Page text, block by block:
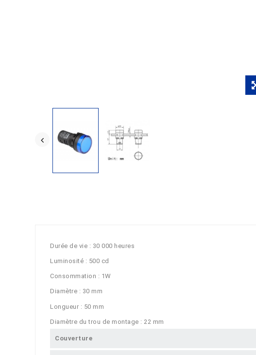
Durée de vie : 30 000 heures
Luminosité : 500 cd
Consommation : 1W
Diamètre : 30 mm
Longueur : 50 mm
Diamètre du trou de montage : 22 mm
Couverture